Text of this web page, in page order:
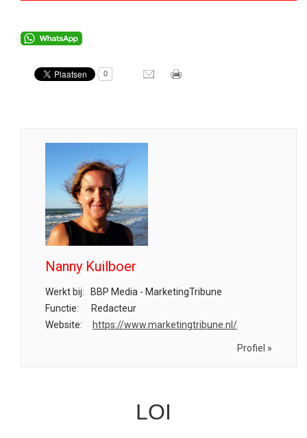
0
Nanny Kuilboer
Werkt bij:
BBP Media - MarketingTribune
Functie:
Redacteur
Website:
https://www.marketingtribune.nl/
Profiel »
LOI